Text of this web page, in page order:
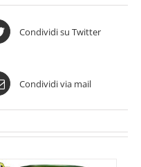
Condividi su Twitter
Condividi via mail